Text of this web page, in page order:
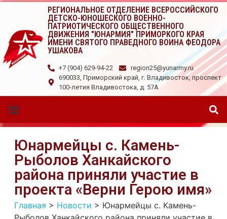
РЕГИОНАЛЬНОЕ ОТДЕЛЕНИЕ ВСЕРОССИЙСКОГО
ДЕТСКО-ЮНОШЕСКОГО ВОЕННО-
ПАТРИОТИЧЕСКОГО ОБЩЕСТВЕННОГО
ДВИЖЕНИЯ "ЮНАРМИЯ" ПРИМОРКОГО КРАЯ
ИМЕНИ СВЯТОГО ПРАВЕДНОГО ВОИНА ФЕОДОРА
УШАКОВА
+7 (904) 629-94-22
region25@yunarmy.ru
690033, Приморский край, г. Владивосток, проспект
100-летия Владивостока, д. 57А
Юнармейцы с. Камень-
Рыболов Ханкайского
района приняли участие в
проекта «Верни Герою имя»
Главная > Новости > Юнармейцы с. Камень-